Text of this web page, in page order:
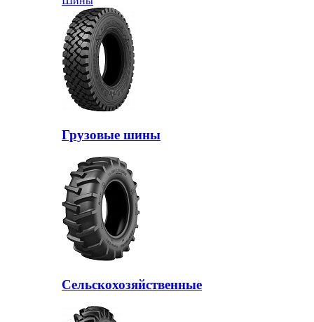
Грузовые шины
Сельскохозяйственные